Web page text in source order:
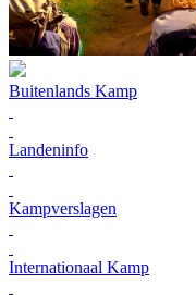
Buitenlands Kamp
Landeninfo
Kampverslagen
Internationaal Kamp